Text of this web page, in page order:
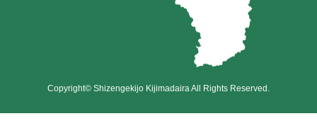
Copyright© Shizengekijo Kijimadaira All Rights Reserved.